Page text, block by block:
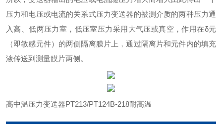
压力和电压或电流的关系式压力变送器的被测介质的两种压力通
入高、低两压力室，低压室压力采用大气压或真空，作用在δ元
（即敏感元件）的两侧隔离膜片上，通过隔离片和元件内的填充
液传送到测量膜片两侧。
高中温压力变送器PT213/PT124B-218耐高温